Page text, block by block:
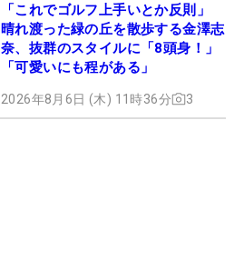
「これでゴルフ上手いとか反則」
晴れ渡った緑の丘を散歩する金澤志
奈、抜群のスタイルに「8頭身！」
「可愛いにも程がある」
2026年8月6日 (木) 11時36分 3